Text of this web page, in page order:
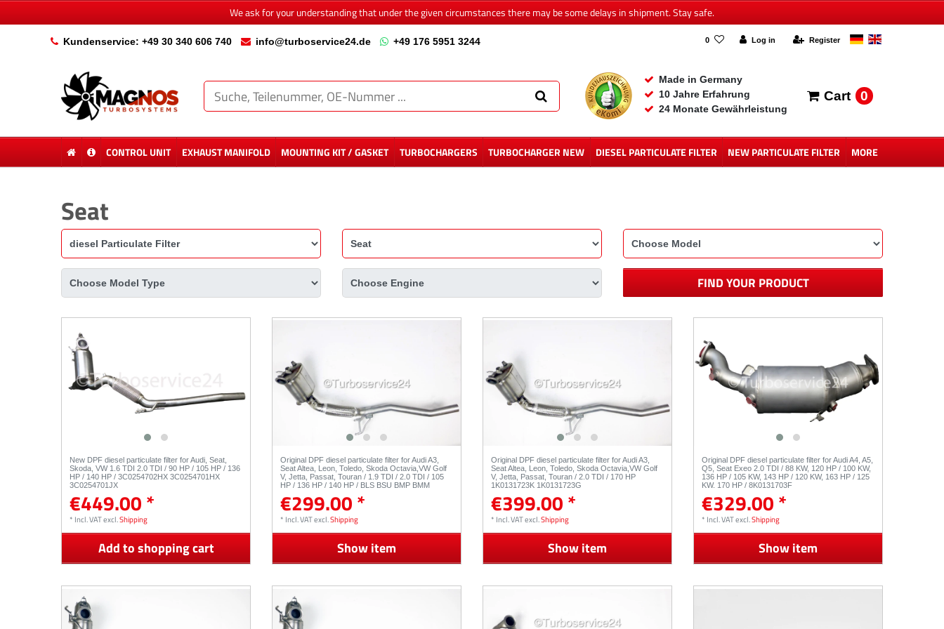
We ask for your understanding that under the given circumstances there may be some delays in shipment. Stay safe.
Kundenservice: +49 30 340 606 740 info@turboservice24.de +49 176 5951 3244 0 Log in Register
Made in Germany
10 Jahre Erfahrung
24 Monate Gewährleistung
Cart 0
CONTROL UNIT EXHAUST MANIFOLD MOUNTING KIT / GASKET TURBOCHARGERS TURBOCHARGER NEW DIESEL PARTICULATE FILTER NEW PARTICULATE FILTER MORE
Seat
FIND YOUR PRODUCT
New DPF diesel particulate filter for Audi, Seat,
Skoda, VW 1.6 TDI 2.0 TDI / 90 HP / 105 HP / 136
HP / 140 HP / 3C0254702HX 3C0254701HX
3C0254701JX
€449.00 *
* Incl. VATexcl.Shipping
Add to shopping cart
Original DPF diesel particulate filter for Audi A3,
Seat Altea, Leon, Toledo, Skoda Octavia,VW Golf
V, Jetta, Passat, Touran / 1.9 TDI / 2.0 TDI / 105
HP / 136 HP / 140 HP / BLS BSU BMP BMM
€299.00 *
* Incl. VATexcl.Shipping
Show item
Original DPF diesel particulate filter for Audi A3,
Seat Altea, Leon, Toledo, Skoda Octavia,VW Golf
V, Jetta, Passat, Touran / 2.0 TDI / 170 HP
1K0131723K 1K0131723G
€399.00 *
* Incl. VATexcl.Shipping
Show item
Original DPF diesel particulate filter for Audi A4, A5,
Q5, Seat Exeo 2.0 TDI / 88 KW, 120 HP / 100 KW,
136 HP / 105 KW, 143 HP / 120 KW, 163 HP / 125
KW, 170 HP / 8K0131703F
€329.00 *
* Incl. VATexcl.Shipping
Show item